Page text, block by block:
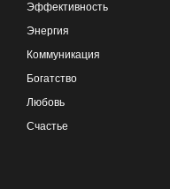
Эффективность
Энергия
Коммуникация
Богатство
Любовь
Счастье